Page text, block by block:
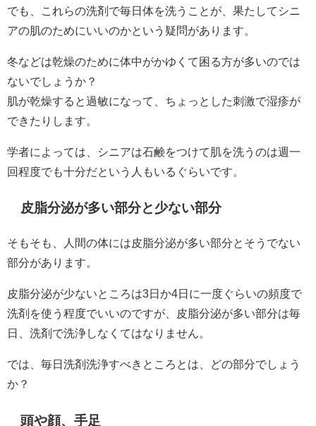
でも、これらの洗剤で毎日体を洗うことが、果たしてシニ
アの肌のためにいいのかという疑問があります。
冬などは乾燥のために体中がかゆくて困る方が多いのでは
ないでしょうか？
肌が乾燥すると過敏になって、ちょっとした刺激で湿疹が
できたりします。
学者によっては、シニアは石鹸をつけて肌を洗うのは週一
回程度でも十分だという人もいるぐらいです。
皮脂分泌が多い部分と少ない部分
そもそも、人間の体には皮脂分泌が多い部分とそうでない
部分があります。
皮脂分泌が少ないところは3日か4日に一度ぐらいの頻度で
洗剤を使う程度でいいのですが、皮脂分泌が多い部分は毎
日、洗剤で洗浄しなくてはなりません。
では、毎日洗剤洗浄すべきところとは、どの部分でしょう
か？
頭や顔、手足